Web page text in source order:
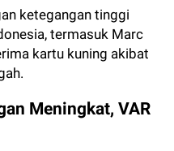
ketegangan tinggi
termasuk Marc
kartu kuning akibat
Meningkat, VAR